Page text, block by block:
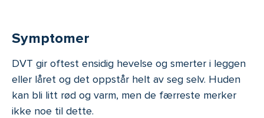
Symptomer
DVT gir oftest ensidig hevelse og smerter i leggen
eller låret og det oppstår helt av seg selv. Huden
kan bli litt rød og varm, men de færreste merker
ikke noe til dette.